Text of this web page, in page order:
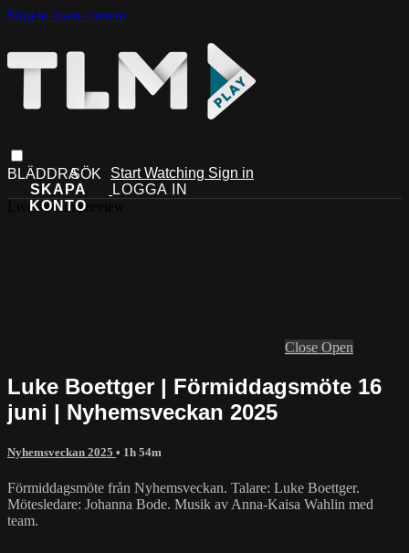
Skip to main content
Start Watching Sign in
Live stream preview
Close Open
Luke Boettger | Förmiddagsmöte 16
juni | Nyhemsveckan 2025
Nyhemsveckan 2025 • 1h 54m
Förmiddagsmöte från Nyhemsveckan. Talare: Luke Boettger.
Mötesledare: Johanna Bode. Musik av Anna-Kaisa Wahlin med
team.